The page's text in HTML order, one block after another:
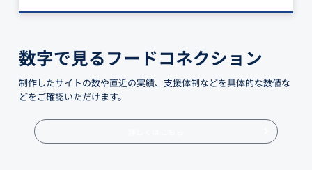
数字で見るフードコネクション
制作したサイトの数や直近の実績、支援体制などを具体的な数値な
どをご確認いただけます。